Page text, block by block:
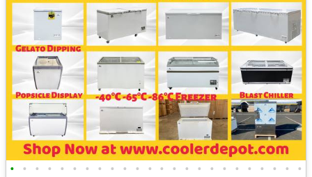
• • • • • • • • • • • • • • • • • • • • • • • •